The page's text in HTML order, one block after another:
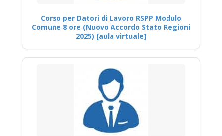
Corso per Datori di Lavoro RSPP Modulo
Comune 8 ore (Nuovo Accordo Stato Regioni
2025) [aula virtuale]